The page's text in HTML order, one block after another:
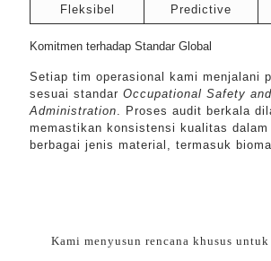
Fleksibel
Predictive
Komitmen terhadap Standar Global
Setiap tim operasional kami menjalani
sesuai standar Occupational Safety
Administration. Proses audit berkala
memastikan konsistensi kualitas dalam
berbagai jenis material, termasuk
Kami menyusun rencana khusus untuk